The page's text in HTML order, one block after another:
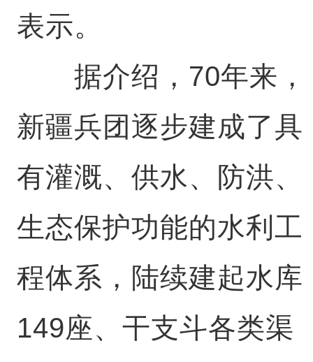
表示。
据介绍，70年来，
新疆兵团逐步建成了具
有灌溉、供水、防洪、
生态保护功能的水利工
程体系，陆续建起水库
149座、干支斗各类渠